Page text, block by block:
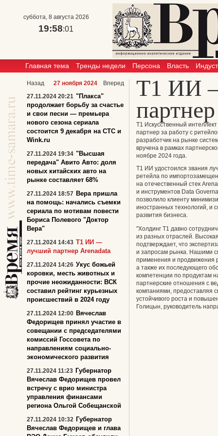
суббота, 8 августа 2026
19:58:01
Главная тема Тренды недели Персона Власть
Т1 ИИ
Т1 Искусственный
партнер за работу с
разработчик на рынке
вручена в рамках
ноябре 2024 года.
Т1 ИИ удостоился звания
ретейла по
на отечественный стек
и инструментов Data
позволило клиенту
иностранных технологий, и
развития бизнеса.
"Холдинг Т1 давно
из разных отраслей.
подтверждает, что
и запросам рынка. Нашими
применения и продвижения
а также их последующего
компетенции по продуктам
партнерские отношения с
компаниями, предоставляя
устойчивого роста и
Голицын, руководитель
Назад 27 ноября 2024
Вперед
27.11.2024 20:21 "Плакса"
продолжает борьбу за счастье
и свои песни — премьера
нового сезона сериала
состоится 9 декабря на СТС и
Wink.ru
27.11.2024 19:34 "Высшая
передача" Авито Авто: доля
новых китайских авто на
рынке составляет 68%
27.11.2024 18:57 Вера пришла
на помощь: начались съемки
сериала по мотивам повести
Бориса Полевого "Доктор
Вера"
27.11.2024 14:43 Т1 ИИ —
лучший партнер Arenadata
27.11.2024 14:26 Укус божьей
коровки, месть животных и
прочие неожиданности: ВСК
составил рейтинг курьезных
происшествий в 2024 году
27.11.2024 12:00 Вячеслав
Федорищев принял участие в
совещании с председателями
комиссий Госсовета по
направлениям социально-
экономического развития
27.11.2024 11:23 Губернатор
Вячеслав Федорищев провел
встречу с врио министра
управления финансами
региона Ольгой Собещанской
27.11.2024 10:32 Губернатор
Вячеслав Федорищев и глава